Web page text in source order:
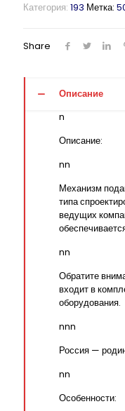
Категория: 193 Метка:
Share
Описание
n
Описание:
nn
Механизм
типа
ведущих
nn
Обратите
входит в
оборудования.
nnn
Россия —
nn
Особенности: